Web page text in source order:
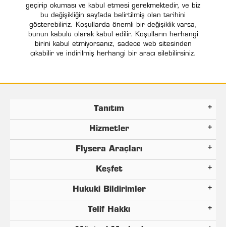
geçirip okuması ve kabul etmesi gerekmektedir, ve biz
bu değişikliğin sayfada belirtilmiş olan tarihini
gösterebiliriz. Koşullarda önemli bir değişiklik varsa,
bunun kabulü olarak kabul edilir. Koşulların herhangi
birini kabul etmiyorsanız, sadece web sitesinden
çıkabilir ve indirilmiş herhangi bir aracı silebilirsiniz.
Tanıtım
Hizmetler
Flysera Araçları
Keşfet
Hukuki Bildirimler
Telif Hakkı